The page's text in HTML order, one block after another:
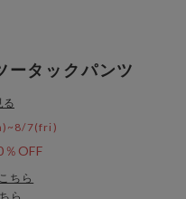
ータックパンツ
る
7(fri)
％OFF
ちら
ら